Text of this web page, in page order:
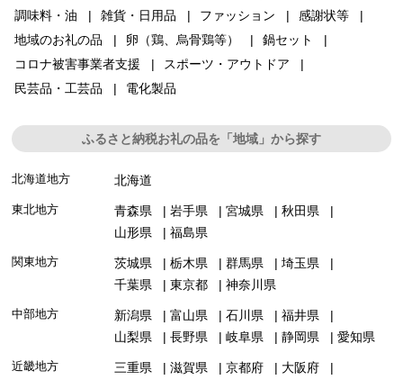
調味料・油
雑貨・日用品 ファッション
感謝状等
地域のお礼の品
卵（鶏、烏骨鶏等）
鍋セット
コロナ被害事業者支援
スポーツ・アウトドア
民芸品・工芸品
電化製品
ふるさと納税お礼の品を「地域」から探す
北海道地方 北海道
東北地方 青森県 岩手県 宮城県
秋田県
山形県
福島県
関東地方 茨城県 栃木県 群馬県
埼玉県
千葉県
東京都 神奈川県
中部地方 新潟県 富山県 石川県
福井県
山梨県
長野県 岐阜県 静岡県 愛知県
近畿地方 三重県 滋賀県 京都府
大阪府